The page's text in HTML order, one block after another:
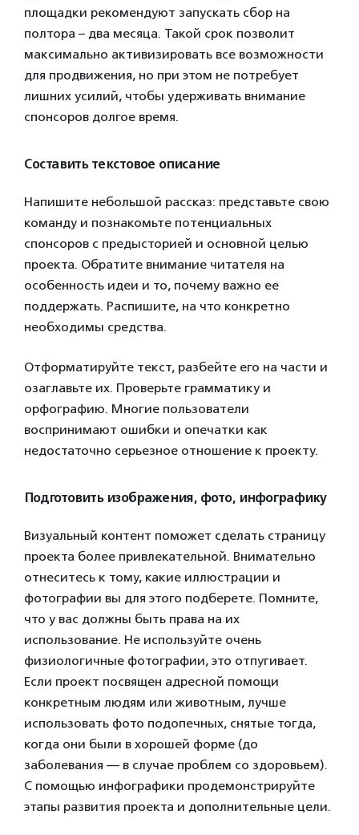
площадки рекомендуют запускать сбор на
полтора – два месяца. Такой срок позволит
максимально активизировать все возможности
для продвижения, но при этом не потребует
лишних усилий, чтобы удерживать внимание
спонсоров долгое время.
Составить текстовое описание
Напишите небольшой рассказ: представьте свою
команду и познакомьте потенциальных
спонсоров с предысторией и основной целью
проекта. Обратите внимание читателя на
особенность идеи и то, почему важно ее
поддержать. Распишите, на что конкретно
необходимы средства.
Отформатируйте текст, разбейте его на части и
озаглавьте их. Проверьте грамматику и
орфографию. Многие пользователи
воспринимают ошибки и опечатки как
недостаточно серьезное отношение к проекту.
Подготовить изображения, фото, инфографику
Визуальный контент поможет сделать страницу
проекта более привлекательной. Внимательно
отнеситесь к тому, какие иллюстрации и
фотографии вы для этого подберете. Помните,
что у вас должны быть права на их
использование. Не используйте очень
физиологичные фотографии, это отпугивает.
Если проект посвящен адресной помощи
конкретным людям или животным, лучше
использовать фото подопечных, снятые тогда,
когда они были в хорошей форме (до
заболевания — в случае проблем со здоровьем).
С помощью инфографики продемонстрируйте
этапы развития проекта и дополнительные цели.